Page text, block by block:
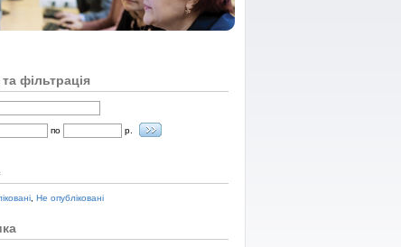
фільтрація
по р.
Не опубліковані